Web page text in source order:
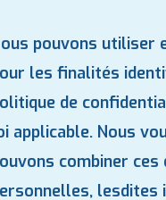
pouvons utiliser
les finalités
de
applicable. Nous
combiner ces
lesdites